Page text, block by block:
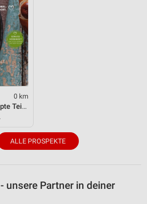
0 km
Maultaschen Rezepte Teil 2
ALLE PROSPEKTE
unsere Partner in deiner